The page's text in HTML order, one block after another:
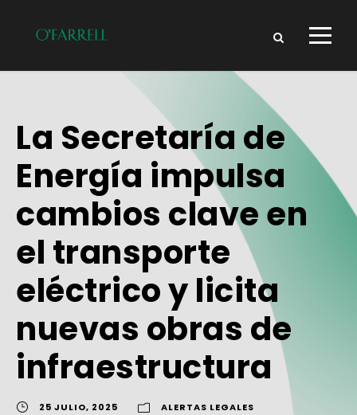
La Secretaría de
Energía impulsa
cambios clave en
el transporte
eléctrico y licita
nuevas obras de
infraestructura
25 JULIO, 2025
ALERTAS LEGALES